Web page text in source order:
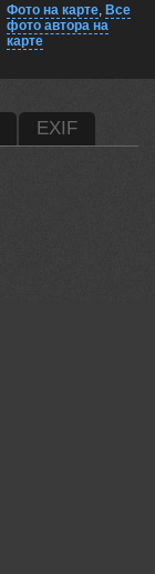
Фото на карте, Все
фото автора на
карте
EXIF